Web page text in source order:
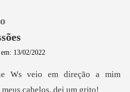
0
13/02/2022
direção a mim